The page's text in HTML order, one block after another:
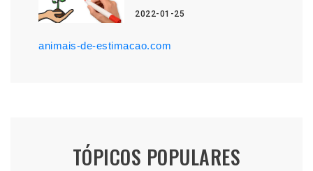
2022-01-25
animais-de-estimacao.com
TÓPICOS POPULARES